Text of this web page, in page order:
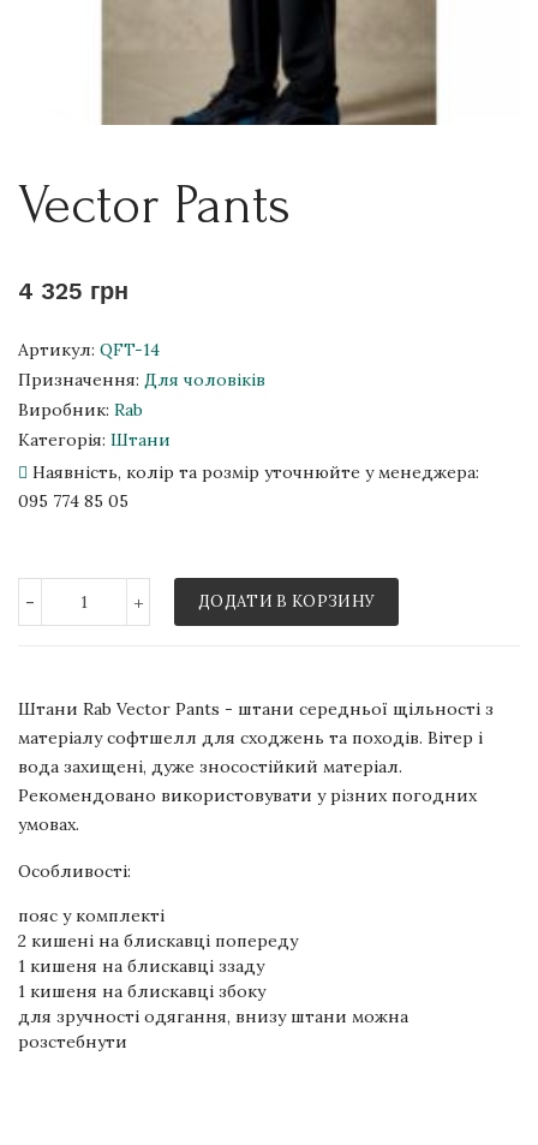
Vector Pants
4 325 грн
Артикул: QFT-14
Призначення: Для чоловіків
Виробник: Rab
Категорія: Штани
Наявність, колір та розмір уточнюйте у менеджера:
095 774 85 05
- + ДОДАТИ В КОРЗИНУ
Штани Rab Vector Pants - штани середньої щільності з
матеріалу софтшелл для сходжень та походів. Вітер і
вода захищені, дуже зносостійкий матеріал.
Рекомендовано використовувати у різних погодних
умовах.
Особливості:
пояс у комплекті
2 кишені на блискавці попереду
1 кишеня на блискавці ззаду
1 кишеня на блискавці збоку
для зручності одягання, внизу штани можна
розстебнути